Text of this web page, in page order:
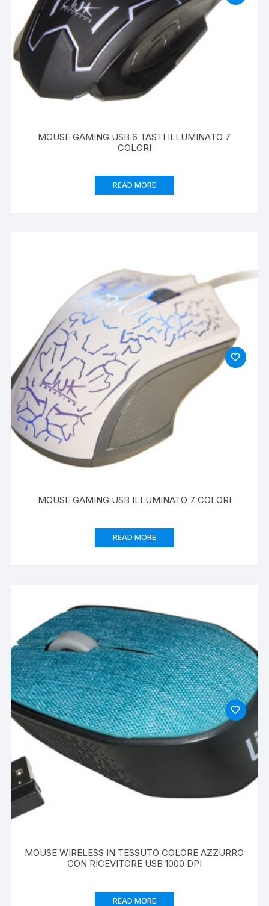
MOUSE GAMING USB 6 TASTI ILLUMINATO 7
COLORI
READ MORE
MOUSE GAMING USB ILLUMINATO 7 COLORI
READ MORE
MOUSE WIRELESS IN TESSUTO COLORE AZZURRO
CON RICEVITORE USB 1000 DPI
READ MORE